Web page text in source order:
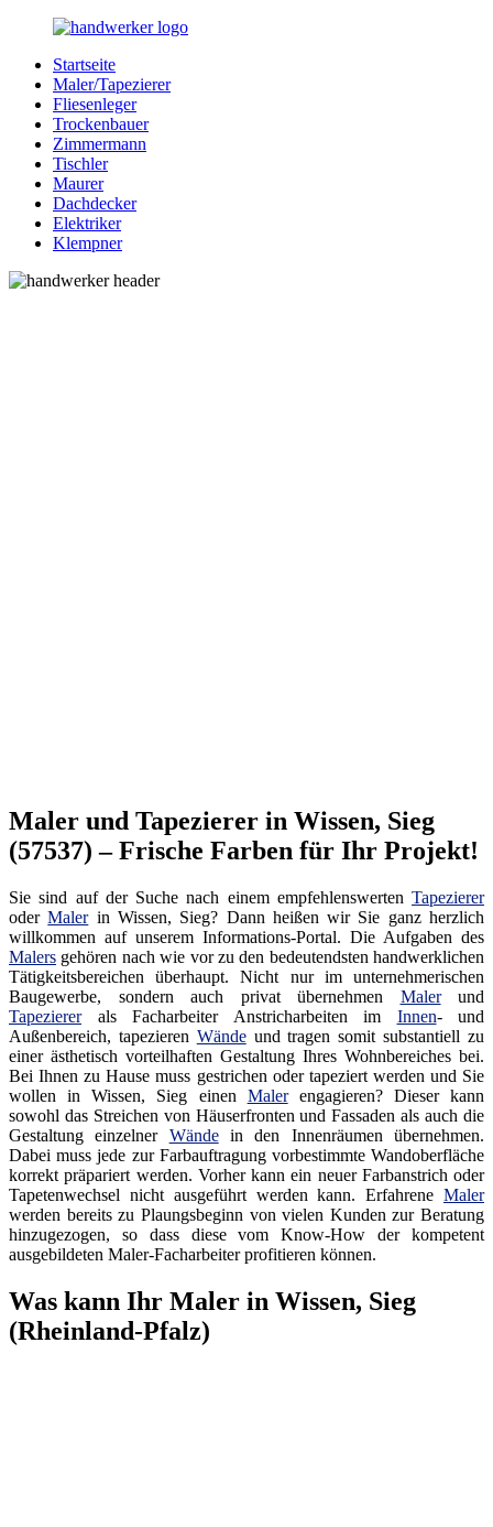
Zurück
Inhalt
Bessere-
Handwerker.de
Handwerker
Ihrer
Nähe
Startseite
Maler/Tapezierer
Fliesenleger
Trockenbauer
Zimmermann
Tischler
Maurer
Dachdecker
Elektriker
Klempner
Maler und Tapezierer in Wissen, Sieg
(57537) – Frische Farben für Ihr Projekt!
Sie sind auf der Suche nach einem empfehlenswerten Tapezierer
oderMalerin Wissen, Sieg? Dann heißen wir Sie ganz herzlich
willkommen auf unserem Informations-Portal. Die Aufgaben des
Malers gehören nach wie vor zu den bedeutendsten handwerklichen
Tätigkeitsbereichen überhaupt. Nicht nur im unternehmerischen
Baugewerbe, sondern auch privat übernehmen Malerund
Tapeziererals Facharbeiter Anstricharbeiten im Innen- und
Außenbereich, tapezieren Wändeund tragen somit substantiell zu
einer ästhetisch vorteilhaften Gestaltung Ihres Wohnbereiches bei.
Bei Ihnen zu Hause muss gestrichen oder tapeziert werden und Sie
wollen in Wissen, Sieg einen Malerengagieren? Dieser kann
sowohl das Streichen von Häuserfronten und Fassaden als auch die
Gestaltung einzelner Wändein den Innenräumen übernehmen.
Dabei muss jede zur Farbauftragung vorbestimmte Wandoberfläche
korrekt präpariert werden. Vorher kann ein neuer Farbanstrich oder
Tapetenwechsel nicht ausgeführt werden kann. Erfahrene Maler
werden bereits zu Plaungsbeginn von vielen Kunden zur Beratung
hinzugezogen, so dass diese vom Know-How der kompetent
ausgebildeten Maler-Facharbeiter profitieren können.
Was kann Ihr Maler in Wissen, Sieg
(Rheinland-Pfalz)